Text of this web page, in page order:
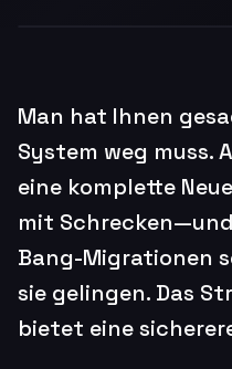
Man hat Ihnen
System weg muss.
eine komplette
mit
Bang-Migrationen
sie gelingen. Das
bietet eine